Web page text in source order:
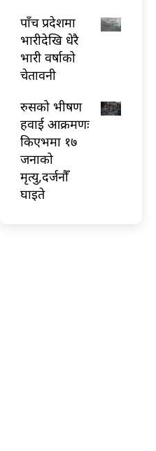
पाँच प्रदेशमा
भारीदेखि धेरै
भारी वर्षाको
चेतावनी
रुसको भीषण
हवाई आक्रमणः
किएभमा १७
जनाको
मृत्यु,दर्जनौँ
घाइते